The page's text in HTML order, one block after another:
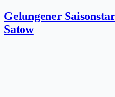
Gelungener
Satow